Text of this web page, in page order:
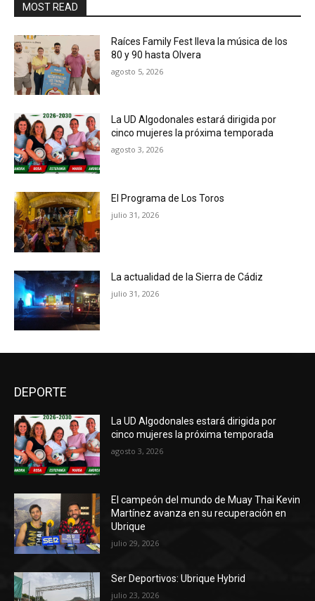
MOST READ
Raíces Family Fest lleva la música de los
80 y 90 hasta Olvera
agosto 5, 2026
La UD Algodonales estará dirigida por
cinco mujeres la próxima temporada
agosto 3, 2026
El Programa de Los Toros
julio 31, 2026
La actualidad de la Sierra de Cádiz
julio 31, 2026
DEPORTE
La UD Algodonales estará dirigida por
cinco mujeres la próxima temporada
agosto 3, 2026
El campeón del mundo de Muay Thai Kevin
Martínez avanza en su recuperación en
Ubrique
julio 29, 2026
Ser Deportivos: Ubrique Hybrid
julio 23, 2026